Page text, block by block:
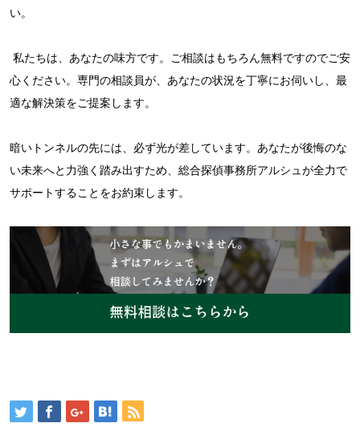
い。
私たちは、あなたの味方です。ご相談はもちろん無料ですのでご安
心ください。専門の相談員が、あなたの状況を丁寧にお伺いし、最
適な解決策をご提案します。
暗いトンネルの先には、必ず光が差しています。あなたが後悔のな
い未来へと力強く踏み出すため、総合探偵事務所アルシュが全力で
サポートすることをお約束します。